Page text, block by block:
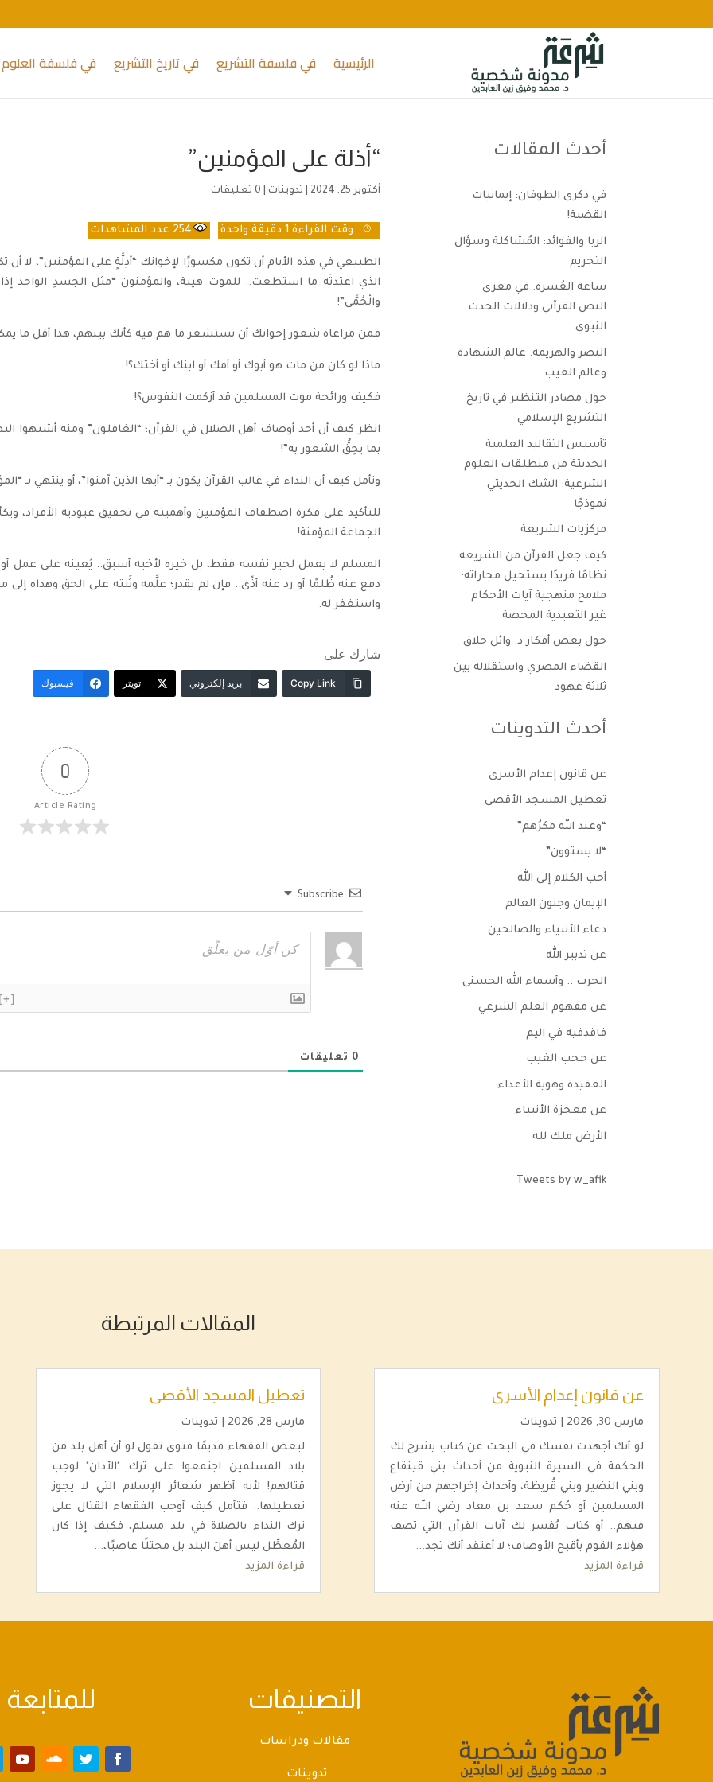
الرئيسية في فلسفة التشريع في تاريخ التشريع في فلسفة
“أذلة على المؤمنين”
أكتوبر 25, 2024 تدوينات| 0 تعليقات
وقت القراءة1 دقيقة واحدة 254 عدد المشاهدات
الطبيعي في هذه الأيام أن تكون مكسورًا لإخوانك “أذِلَّةٍ على المؤمنين”، لا
الذي اعتدتَه ما استطعت.. للموت هيبة، والمؤمنون “مثل الجسدِ الواحد
والْحُمَّى”!
فمن مراعاة شعور إخوانك أن تستشعر ما هم فيه كأنك بينهم، هذا أقل ما
ماذا لو كان من مات هو أبوك أو أمك أو ابنك أو أختك؟!
فكيف ورائحة موت المسلمين قد أزكمت النفوس؟!
انظر كيف أن أحد أوصاف أهل الضلال في القرآن؛ “الغافلون” ومنه أشبهوا
بما يحِقُّ الشعور به”!
وتأمل كيف أن النداء في غالب القرآن يكون بـ “أيها الذين آمنوا”، أو ينتهي بـ
للتأكيد على فكرة اصطفاف المؤمنين وأهميته في تحقيق عبودية الأفراد،
الجماعة المؤمنة!
المسلم لا يعمل لخير نفسه فقط، بل خيره لأخيه أسبق.. يُعينه على عمل أو
دفع عنه ظُلمًا أو رد عنه أذًى.. فإن لم يقدر؛ علَّمه وثَبته على الحق وهداه
واستغفر له.
شارك على
فيسبوك تويتر بريد إلكتروني Copy Link
0
Article Rating
Subscribe
0 تعليقات
أحدث المقالات
في ذكرى الطوفان: إيمانيات
القضية!
الربا والفوائد: المُشاكلة وسؤال
التحريم
ساعة العُسرة: في مغزى
النص القرآني ودلالات الحدث
النبوي
النصر والهزيمة: عالم الشهادة
وعالم الغيب
حول مصادر التنظير في تاريخ
التشريع الإسلامي
تأسيس التقاليد العلمية
الحديثة من منطلقات العلوم
الشرعية: الشك الحديثي
نموذجًا
مركزيات الشريعة
كيف جعل القرآن من الشريعة
نظامًا فريدًا يستحيل مجاراته:
ملامح منهجية آيات الأحكام
غير التعبدية المحضة
حول بعض أفكار د. وائل حلاق
القضاء المصري واستقلاله بين
ثلاثة عهود
أحدث التدوينات
عن قانون إعدام الأسرى
تعطيل المسجد الأقصى
“وعند الله مكرُهم”
“لا يستوون”
أحب الكلام إلى الله
الإيمان وجنون العالم
دعاء الأنبياء والصالحين
عن تدبير الله
الحرب .. وأسماء الله الحسنى
عن مفهوم العلم الشرعي
فاقذفيه في اليم
عن حجب الغيب
العقيدة وهوية الأعداء
عن معجزة الأنبياء
الأرض ملك لله
Tweets by w_afik
المقالات المرتبطة
عن قانون إعدام الأسرى
مارس 30, 2026 تدوينات
لو أنك أجهدت نفسك في البحث عن كتاب يشرح لك
الحكمة في السيرة النبوية من أحداث بني قينقاع
وبني النضير وبني قُريظة، وأحداث إخراجهم من أرض
المسلمين أو حُكم سعد بن معاذ رضي الله عنه
فيهم.. أو كتاب يُفسر لك آيات القرآن التي تصف
هؤلاء القوم بأقبح الأوصاف؛ لا أعتقد أنك تجد...
قراءة المزيد
تعطيل المسجد الأقصى
مارس 28, 2026 تدوينات
لبعض الفقهاء قديمًا فتوى تقول لو أن أهل بلد من
بلاد المسلمين اجتمعوا على ترك "الأذان" لوجب
قتالهم! لأنه أظهر شعائر الإسلام التي لا يجوز
تعطيلها.. فتأمل كيف أوجب الفقهاء القتال على
ترك النداء بالصلاة في بلد مسلم، فكيف إذا كان
المُعطِّل ليس أهلَ البلد بل محتلًا غاصبًا،...
قراءة المزيد
للمتابعة التصنيفات
مقالات ودراسات
تدوينات